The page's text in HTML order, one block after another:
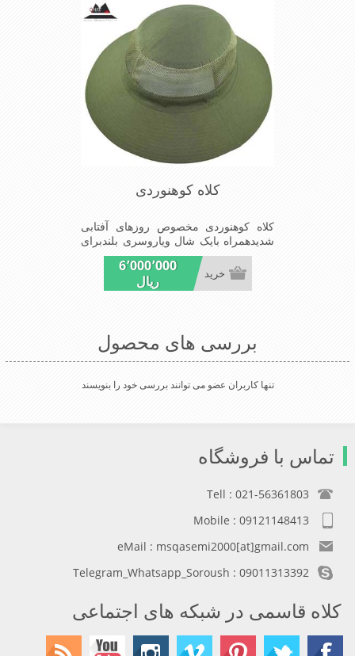
کلاه کوهنوردی
کلاه کوهنوردی مخصوص روزهای آفتابی
شدیدهمراه بایک شال ویاروسری بلندبرای
جلوگیری بیشترازتابش مستقیم آفتاب.
6٬000٬000
ریال
خرید
بررسی های محصول
تنها کاربران عضو می توانند بررسی خود را بنویسند
تماس با فروشگاه
Tell : 021-56361803
Mobile : 09121148413
eMail : msqasemi2000[at]gmail.com
Telegram_Whatsapp_Soroush : 09011313392
کلاه قاسمی در شبکه های اجتماعی